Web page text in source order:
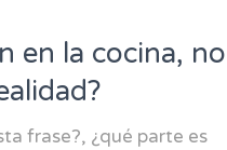
en la cocina, no
frase?, ¿qué parte es